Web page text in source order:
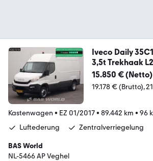
Iveco Daily
3,5t Trekhaak
15.850 € (Netto)
19.178 € (Brutto)
Kastenwagen • EZ 01/2017• 89.442 km • 96
Luftederung
Zentralverriegelung
BAS World
NL-5466 AP Veghel